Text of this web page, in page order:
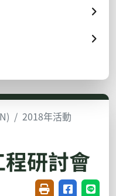
2018年活動
研討會
友善列印(開新視
分享至臉書
分享